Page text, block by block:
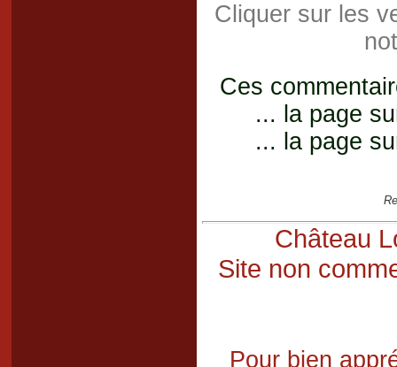
Cliquer sur les
Ces
... la page
... la page
Château
Site non
Pour bien